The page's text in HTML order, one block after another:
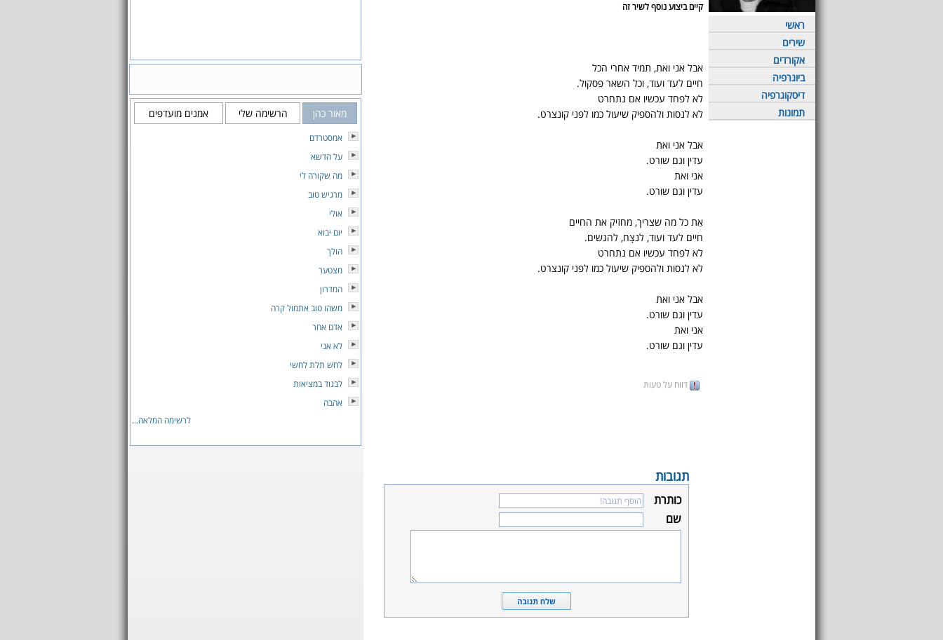
ראשי
שירים
אקורדים
ביוגרפיה
דיסקוגרפיה
תמונות
קיים ביצוע נוסף לשיר זה
אבל אני ואת, תמיד אחרי הכל
חיים לעד ועוד, וכל השאר פסקול.
לא לפחד עכשיו אם נתחרט
לא לנסות ולהספיק שיעול כמו לפני קונצרט.
אבל אני ואת
עדין וגם שורט.
אני ואת
עדין וגם שורט.
אַת כל מה שצריך, מחזיק את החיים
חיים לעד ועוד, לנצָח, להגשים.
לא לפחד עכשיו אם נתחרט
לא לנסות ולהספיק שיעול כמו לפני קונצרט.
אבל אני ואת
עדין וגם שורט.
אני ואת
עדין וגם שורט.
דווח על טעות
תגובות
כותרת
שם
מאור כהן הרשימה שלי אמנים מועדפים
אמסטרדם
על הדשא
מה שקורה לי
מרגיש טוב
אולי
יום יבוא
הולך
מצטער
המדרון
משהו טוב אתמול קרה
אדם אחר
לא אני
לחש תלת לחשי
לבגוד במציאות
אהבה
לרשימה המלאה...